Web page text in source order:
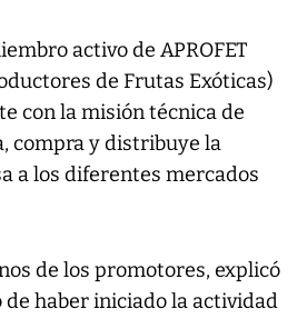
activo de APROFET
de Frutas Exóticas)
con la misión técnica de
compra y distribuye la
a los diferentes mercados
de los promotores, explicó
de haber iniciado la actividad